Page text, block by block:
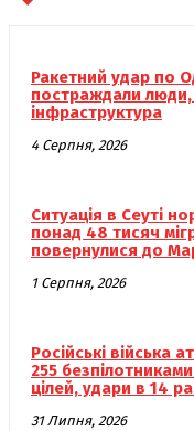
Ракетний удар по
постраждали
інфраструктура
4 Серпня, 2026
Ситуація в Сеуті
понад 48 тисяч
повернулися до
1 Серпня, 2026
Російські війська
255
цілей, удари в 14
31 Липня, 2026